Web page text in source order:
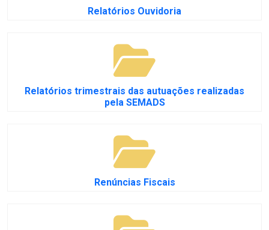
Relatórios Ouvidoria
Relatórios trimestrais das autuações realizadas
pela SEMADS
Renúncias Fiscais